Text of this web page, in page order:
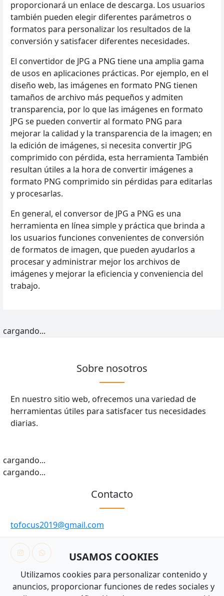
proporcionará un enlace de descarga. Los usuarios
también pueden elegir diferentes parámetros o
formatos para personalizar los resultados de la
conversión y satisfacer diferentes necesidades.
El convertidor de JPG a PNG tiene una amplia gama
de usos en aplicaciones prácticas. Por ejemplo, en el
diseño web, las imágenes en formato PNG tienen
tamaños de archivo más pequeños y admiten
transparencia, por lo que las imágenes en formato
JPG se pueden convertir al formato PNG para
mejorar la calidad y la transparencia de la imagen; en
la edición de imágenes, si necesita convertir JPG
comprimido con pérdida, esta herramienta También
resultan útiles a la hora de convertir imágenes a
formato PNG comprimido sin pérdidas para editarlas
y procesarlas.
En general, el conversor de JPG a PNG es una
herramienta en línea simple y práctica que brinda a
los usuarios funciones convenientes de conversión
de formatos de imagen, que pueden ayudarlos a
procesar y administrar mejor los archivos de
imágenes y mejorar la eficiencia y conveniencia del
trabajo.
cargando...
Sobre nosotros
En nuestro sitio web, ofrecemos una variedad de
herramientas útiles para satisfacer tus necesidades
diarias.
cargando...
cargando...
Contacto
tofocus2019@gmail.com
USAMOS COOKIES
Utilizamos cookies para personalizar contenido y
anuncios, proporcionar funciones de redes sociales y